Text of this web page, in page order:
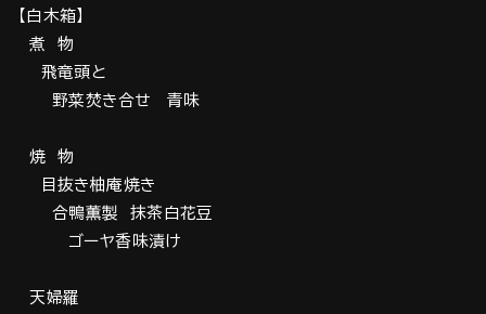
【白木箱】
煮 物
飛竜頭と
野菜焚き合せ 青味
焼 物
目抜き柚庵焼き
合鴨薫製 抹茶白花豆
ゴーヤ香味漬け
天婦羅